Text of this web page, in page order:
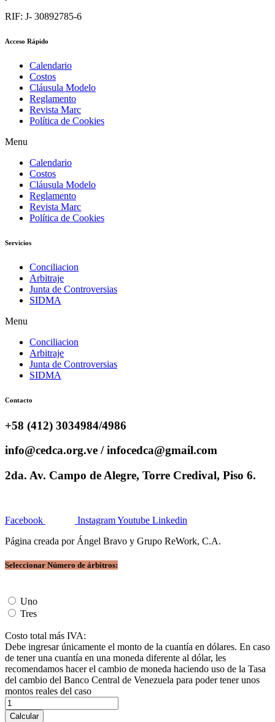
RIF: J- 30892785-6
Acceso Rápido
Calendario
Costos
Cláusula Modelo
Reglamento
Revista Marc
Política de Cookies
Menu
Calendario
Costos
Cláusula Modelo
Reglamento
Revista Marc
Política de Cookies
Servicios
Conciliacion
Arbitraje
Junta de Controversias
SIDMA
Menu
Conciliacion
Arbitraje
Junta de Controversias
SIDMA
Contacto
+58 (412) 3034984/4986
info@cedca.org.ve / infocedca@gmail.com
2da. Av. Campo de Alegre, Torre Credival, Piso 6.
Facebook InstagramYoutube Linkedin
Página creada por Ángel Bravo y Grupo ReWork, C.A.
Seleccionar Número de árbitros:
Uno
Tres
Costo total más IVA:
Debe ingresar únicamente el monto de la cuantía en dólares. En caso
de tener una cuantía en una moneda diferente al dólar, les
recomendamos hacer el cambio de moneda haciendo uso de la Tasa
del cambio del Banco Central de Venezuela para poder tener unos
montos reales del caso